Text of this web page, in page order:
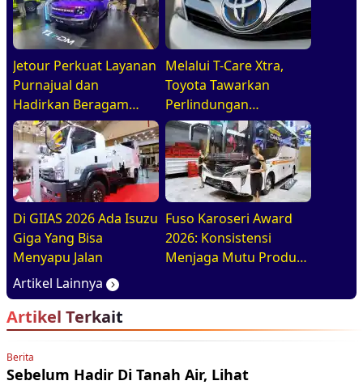
Jetour Perkuat Layanan
Purnajual dan
Hadirkan Beragam
Program Penjualan
Menarik di GIIAS 2026
Melalui T-Care Xtra,
Toyota Tawarkan
Perlindungan
Kendaraan Hingga 6
Tahun
Di GIIAS 2026 Ada Isuzu
Giga Yang Bisa
Menyapu Jalan
Fuso Karoseri Award
2026: Konsistensi
Menjaga Mutu Produk
Artikel Lainnya
Artikel Terkait
Berita
Sebelum Hadir Di Tanah Air, Lihat